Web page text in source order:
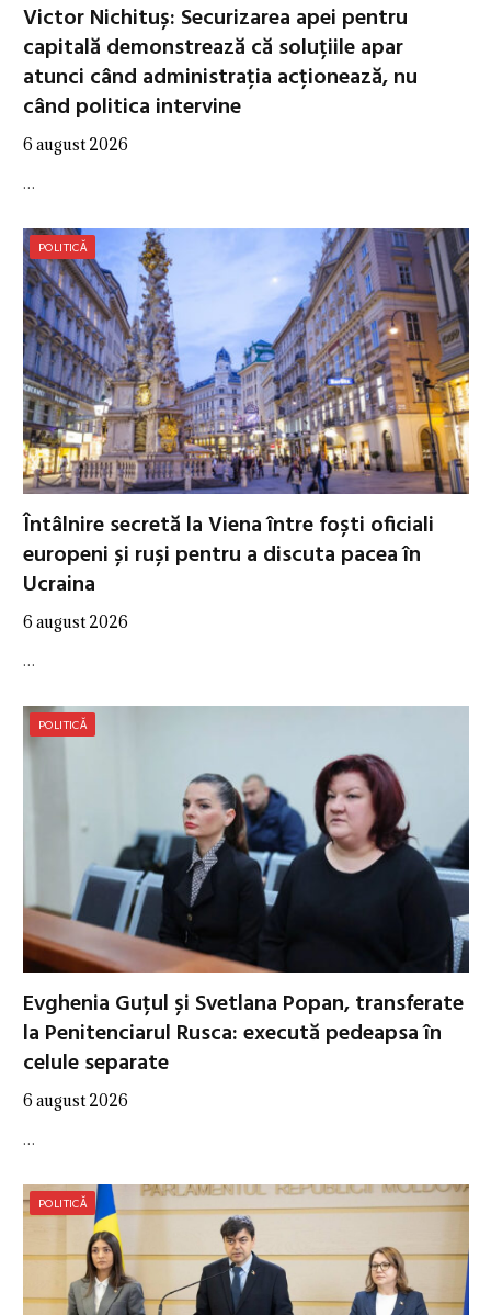
Victor Nichituș: Securizarea apei pentru
capitală demonstrează că soluțiile apar
atunci când administrația acționează, nu
când politica intervine
6 august 2026
…
POLITICĂ
Întâlnire secretă la Viena între foști oficiali
europeni și ruși pentru a discuta pacea în
Ucraina
6 august 2026
…
POLITICĂ
Evghenia Guțul și Svetlana Popan, transferate
la Penitenciarul Rusca: execută pedeapsa în
celule separate
6 august 2026
…
POLITICĂ